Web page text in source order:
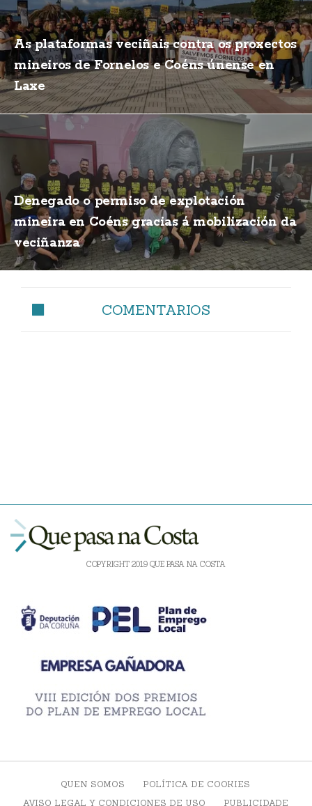
As plataformas veciñais contra os proxectos
mineiros de Fornelos e Coéns únense en
Laxe
Denegado o permiso de explotación
mineira en Coéns gracias á mobilización da
veciñanza
COMENTARIOS
COPYRIGHT 2019 QUE PASA NA COSTA
QUEN SOMOS
POLÍTICA DE COOKIES
AVISO LEGAL Y CONDICIONES DE USO
PUBLICIDADE